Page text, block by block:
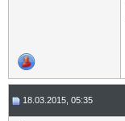
18.03.2015, 05:35